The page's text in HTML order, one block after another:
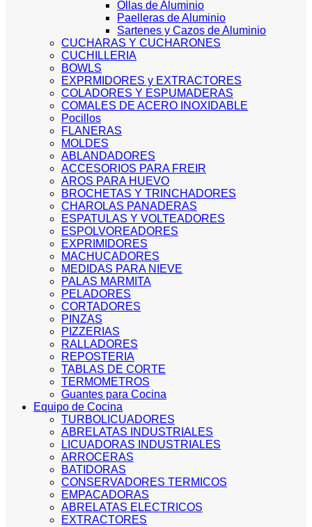
Ollas de Aluminio
Paelleras de Aluminio
Sartenes y Cazos de Aluminio
CUCHARAS Y CUCHARONES
CUCHILLERIA
BOWLS
EXPRMIDORES y EXTRACTORES
COLADORES Y ESPUMADERAS
COMALES DE ACERO INOXIDABLE
Pocillos
FLANERAS
MOLDES
ABLANDADORES
ACCESORIOS PARA FREIR
AROS PARA HUEVO
BROCHETAS Y TRINCHADORES
CHAROLAS PANADERAS
ESPATULAS Y VOLTEADORES
ESPOLVOREADORES
EXPRIMIDORES
MACHUCADORES
MEDIDAS PARA NIEVE
PALAS MARMITA
PELADORES
CORTADORES
PINZAS
PIZZERIAS
RALLADORES
REPOSTERIA
TABLAS DE CORTE
TERMOMETROS
Guantes para Cocina
Equipo de Cocina
TURBOLICUADORES
ABRELATAS INDUSTRIALES
LICUADORAS INDUSTRIALES
ARROCERAS
BATIDORAS
CONSERVADORES TERMICOS
EMPACADORAS
ABRELATAS ELECTRICOS
EXTRACTORES